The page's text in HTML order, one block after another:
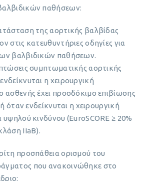
παθήσεων:
της αορτικής βαλβίδας
στις κατευθυντήριες οδηγίες για
βαλβιδικών παθήσεων.
συμπτωματικής αορτικής
η χειρουργική
ασθενής έχει προσδόκιμο επιβίωσης
όταν ενδείκνυται η χειρουργική
υψηλού κινδύνου (EuroSCORE ≥ 20%
ΙΙaB).
προσπάθεια ορισμού του
που ανακοινώθηκε στο